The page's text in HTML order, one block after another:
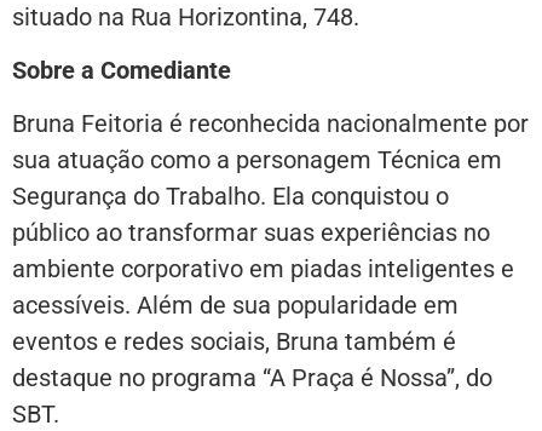
situado na Rua Horizontina, 748.
Sobre a Comediante
Bruna Feitoria é reconhecida nacionalmente por
sua atuação como a personagem Técnica em
Segurança do Trabalho. Ela conquistou o
público ao transformar suas experiências no
ambiente corporativo em piadas inteligentes e
acessíveis. Além de sua popularidade em
eventos e redes sociais, Bruna também é
destaque no programa “A Praça é Nossa”, do
SBT.